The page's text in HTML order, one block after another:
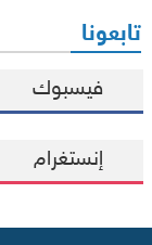
تابعونا
فيسبوك
إنستغرام